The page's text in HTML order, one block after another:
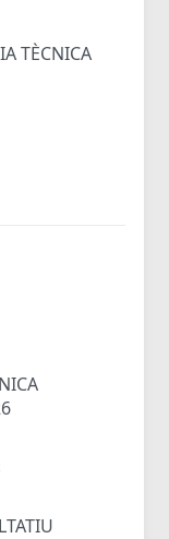
TÈCNICA